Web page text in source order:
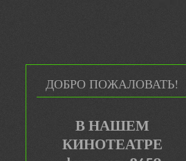
ДОБРО ПОЖАЛОВАТЬ!
В НАШЕМ
КИНОТЕАТРЕ